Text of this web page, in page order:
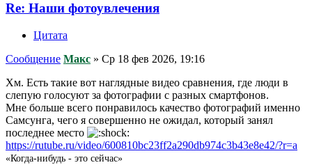
Re: Наши фотоувлечения
Цитата
Сообщение Макс » Ср 18 фев 2026, 19:16
Хм. Есть такие вот наглядные видео сравнения, где люди в
слепую голосуют за фотографии с разных смартфонов.
Мне больше всего понравилось качество фотографий именно
Самсунга, чего я совершенно не ожидал, который занял
последнее место
https://rutube.ru/video/600810bc23ff2a290db974c3b43e8e42/?r=a
«Когда-нибудь - это сейчас»